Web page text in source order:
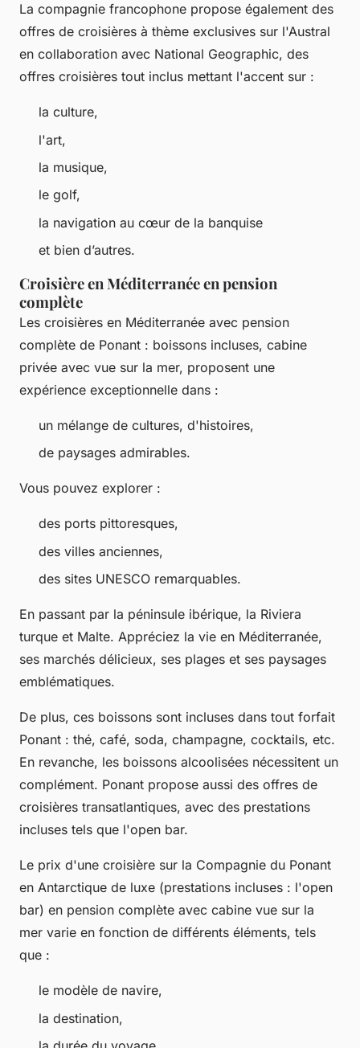
La compagnie francophone propose également des
offres de croisières à thème exclusives sur l'Austral
en collaboration avec National Geographic, des
offres croisières tout inclus mettant l'accent sur :
la culture,
l'art,
la musique,
le golf,
la navigation au cœur de la banquise
et bien d’autres.
Croisière en Méditerranée en pension
complète
Les croisières en Méditerranée avec pension
complète de Ponant : boissons incluses, cabine
privée avec vue sur la mer, proposent une
expérience exceptionnelle dans :
un mélange de cultures, d'histoires,
de paysages admirables.
Vous pouvez explorer :
des ports pittoresques,
des villes anciennes,
des sites UNESCO remarquables.
En passant par la péninsule ibérique, la Riviera
turque et Malte. Appréciez la vie en Méditerranée,
ses marchés délicieux, ses plages et ses paysages
emblématiques.
De plus, ces boissons sont incluses dans tout forfait
Ponant : thé, café, soda, champagne, cocktails, etc.
En revanche, les boissons alcoolisées nécessitent un
complément. Ponant propose aussi des offres de
croisières transatlantiques, avec des prestations
incluses tels que l'open bar.
Le prix d'une croisière sur la Compagnie du Ponant
en Antarctique de luxe (prestations incluses : l'open
bar) en pension complète avec cabine vue sur la
mer varie en fonction de différents éléments, tels
que :
le modèle de navire,
la destination,